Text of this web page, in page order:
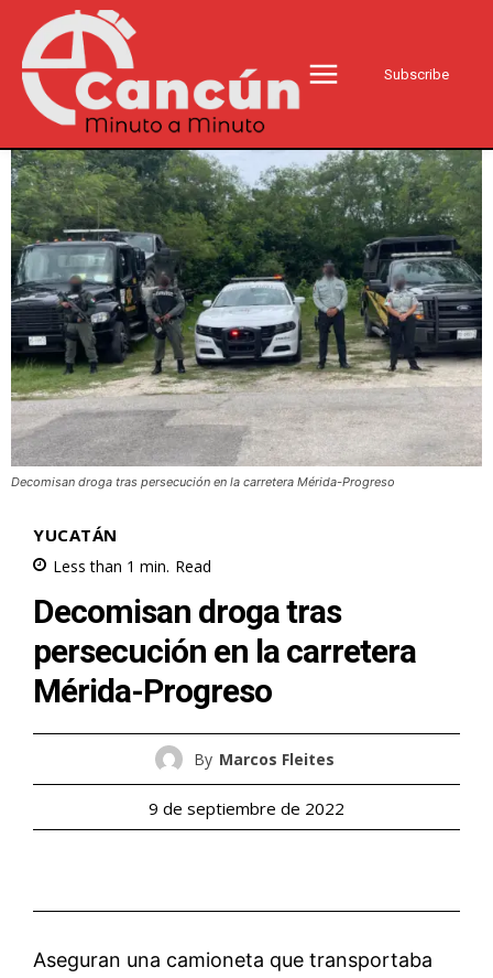
Subscribe
Decomisan droga tras persecución en la carretera Mérida-Progreso
YUCATÁN
Less than 1 min. Read
Decomisan droga tras
persecución en la carretera
Mérida-Progreso
By Marcos Fleites
9 de septiembre de 2022
Aseguran una camioneta que transportaba